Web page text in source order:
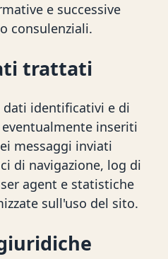
e successive
consulenziali.
trattati
dati identificativi e di
inseriti
messaggi inviati
di navigazione, log di
agent e statistiche
sull'uso del sito.